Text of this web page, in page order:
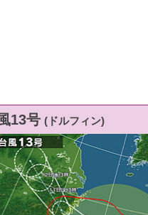
13号 (ドルフィン)